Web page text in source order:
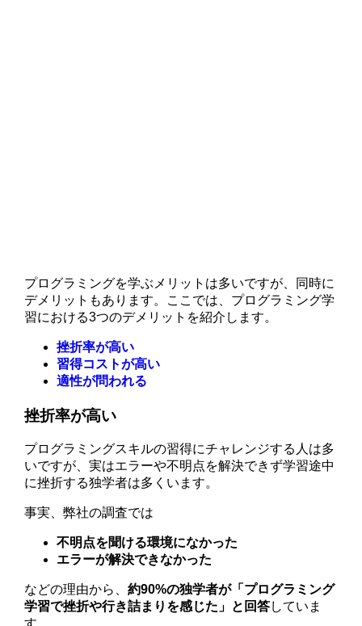
プログラミングを学ぶメリットは多いですが、同時に
デメリットもあります。ここでは、プログラミング学
習における3つのデメリットを紹介します。
挫折率が高い
習得コストが高い
適性が問われる
挫折率が高い
プログラミングスキルの習得にチャレンジする人は多
いですが、実はエラーや不明点を解決できず学習途中
に挫折する独学者は多くいます。
事実、弊社の調査では
不明点を聞ける環境になかった
エラーが解決できなかった
などの理由から、約90%の独学者が「プログラミング
学習で挫折や行き詰まりを感じた」と回答していま